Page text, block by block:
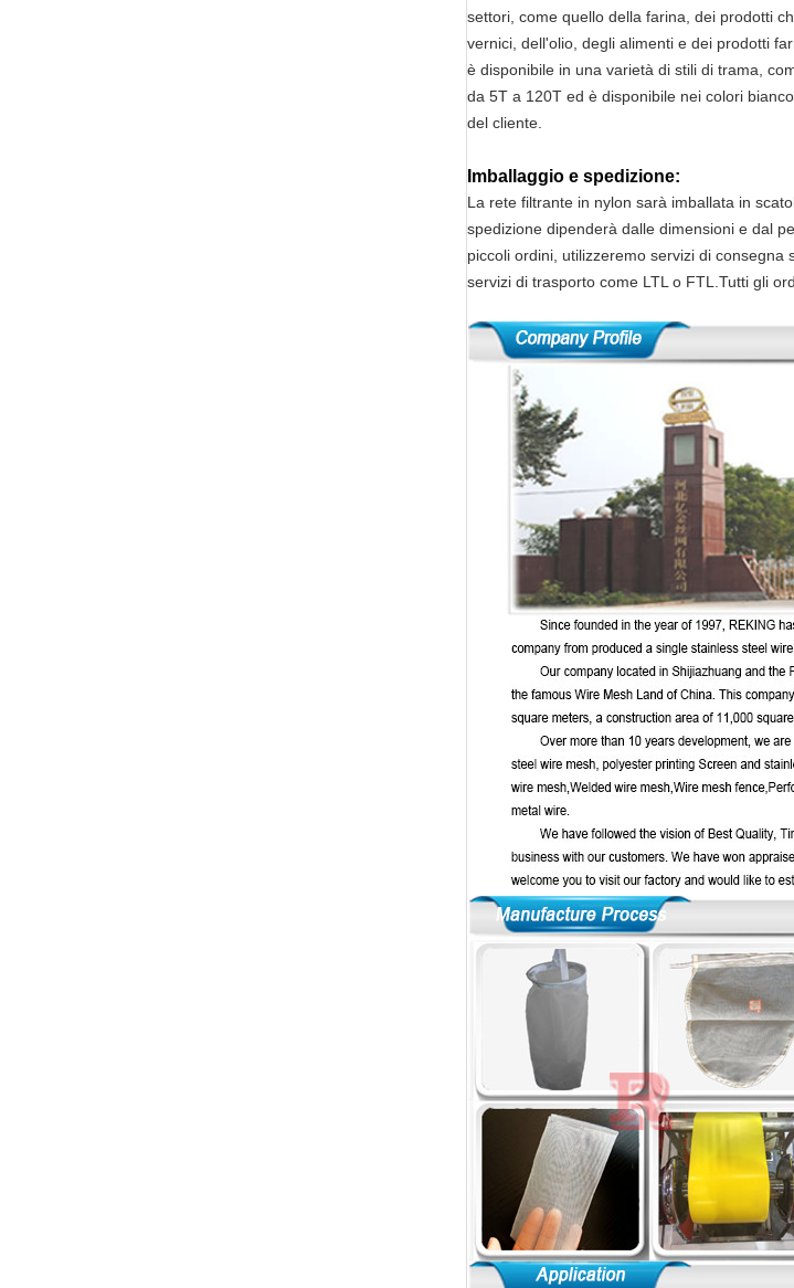
settori, come quello della farina, dei prodotti
vernici, dell'olio, degli alimenti e dei prodotti
è disponibile in una varietà di stili di trama,
da 5T a 120T ed è disponibile nei colori
del cliente.
Imballaggio e spedizione:
La rete filtrante in nylon sarà imballata in
spedizione dipenderà dalle dimensioni e dal
piccoli ordini, utilizzeremo servizi di
servizi di trasporto come LTL o FTL.Tutti gli